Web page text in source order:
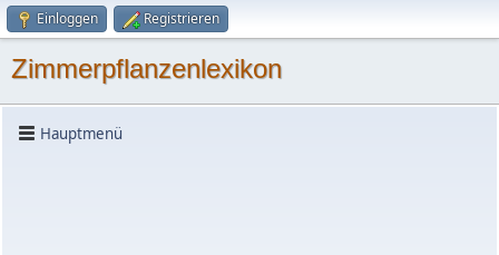
Einloggen Registrieren
Zimmerpflanzenlexikon
Hauptmenü